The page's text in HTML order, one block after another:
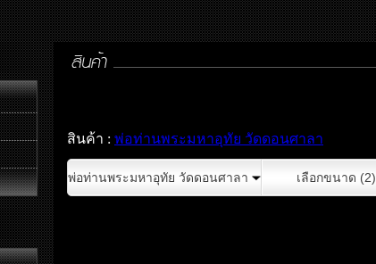
สินค้า : พ่อท่านพระมหาอุทัย วัดดอนศาลา
พ่อท่านพระมหาอุทัย วัดดอนศาลา เลือกขนาด (2)